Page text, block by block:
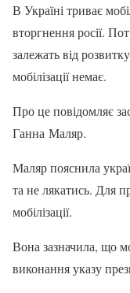
В Україні триває
вторгнення росії.
залежать від
мобілізації немає.
Про це повідомляє
Ганна Маляр.
Маляр пояснила
та не лякатись. Для
мобілізації.
Вона зазначила, що
виконання указу